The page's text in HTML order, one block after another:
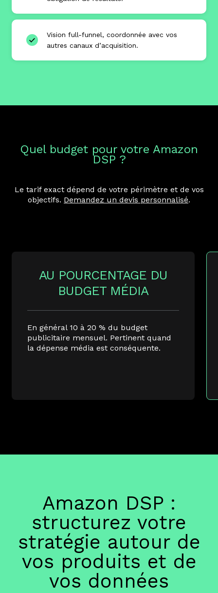
Vision full-funnel, coordonnée avec vos
autres canaux d’acquisition.
Quel budget pour votre Amazon
DSP ?
Le tarif exact dépend de votre périmètre et de vos
objectifs. Demandez un devis personnalisé.
AU POURCENTAGE DU
BUDGET MÉDIA
En général 10 à 20 % du budget
publicitaire mensuel. Pertinent quand
la dépense média est conséquente.
Amazon DSP :
structurez votre
stratégie autour de
vos produits et de
vos données